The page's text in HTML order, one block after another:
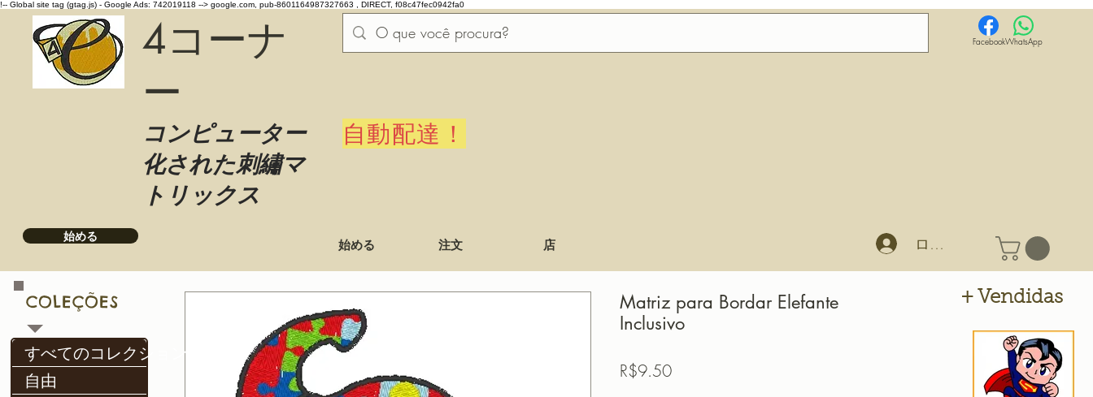
!-- Global site tag (gtag.js) - Google Ads: 742019118 --> google.com, pub-8601164987327663 , DIRECT, f08c47fec0942fa0
4コーナ
ー
コンピューター
化された刺繡マ
トリックス
自動配達！
FacebookWhatsApp
始める
始める 注文 店 ログイン
Matriz para Bordar Elefante
Inclusivo
R$9.50価
すべてのコレクション
自由
COLEÇÕES + Vendidas